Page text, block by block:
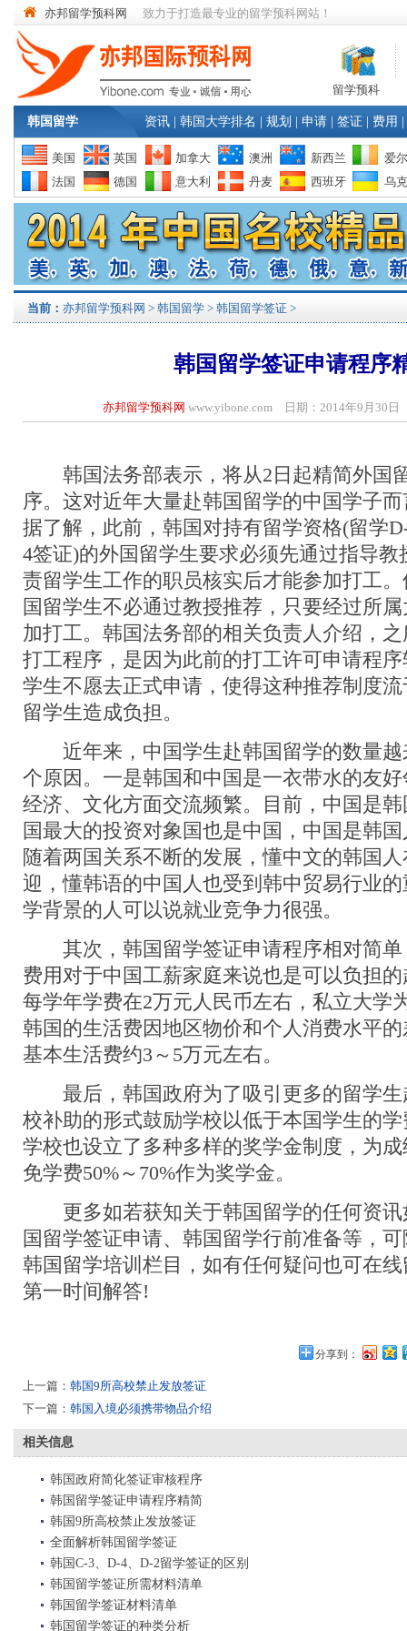
亦邦留学预科网 致力于打造最专业的留学预科网站！
留学预科
韩国留学 资讯 韩国大学排名 规划 申请 签证 费用
美国 英国 加拿大 澳洲 新西兰
爱
法国
德国 意大利 丹麦 西班牙 乌
当前： 亦邦留学预科网 > 韩国留学 > 韩国留学签证 >
韩国留学签证申请程序
亦邦留学预科网 www.yibone.com 日期：2014年9月30
韩国法务部表示，将从2日起精简外国
序。这对近年大量赴韩国留学的中国学子
据了解，此前，韩国对持有留学资格(留学
4签证)的外国留学生要求必须先通过指导
责留学生工作的职员核实后才能参加打工
国留学生不必通过教授推荐，只要经过所
加打工。韩国法务部的相关负责人介绍，
打工程序，是因为此前的打工许可申请程
学生不愿去正式申请，使得这种推荐制度
留学生造成负担。
近年来，中国学生赴韩国留学的数量越
个原因。一是韩国和中国是一衣带水的友
经济、文化方面交流频繁。目前，中国是
国最大的投资对象国也是中国，中国是韩
随着两国关系不断的发展，懂中文的韩国
迎，懂韩语的中国人也受到韩中贸易行业
学背景的人可以说就业竞争力很强。
其次，韩国留学签证申请程序相对简单
费用对于中国工薪家庭来说也是可以负担
每学年学费在2万元人民币左右，私立大学
韩国的生活费因地区物价和个人消费水平
基本生活费约3～5万元左右。
最后，韩国政府为了吸引更多的留学生
校补助的形式鼓励学校以低于本国学生的
学校也设立了多种多样的奖学金制度，为
免学费50%～70%作为奖学金。
更多如若获知关于韩国留学的任何资讯
国留学签证申请、韩国留学行前准备等，
韩国留学培训栏目，如有任何疑问也可在
第一时间解答!
分享到：
上一篇： 韩国9所高校禁止发放签证
下一篇： 韩国入境必须携带物品介绍
相关信息
韩国政府简化签证审核程序
韩国留学签证申请程序精简
韩国9所高校禁止发放签证
全面解析韩国留学签证
韩国C-3、D-4、D-2留学签证的区别
韩国留学签证所需材料清单
韩国留学签证材料清单
韩国留学签证的种类分析